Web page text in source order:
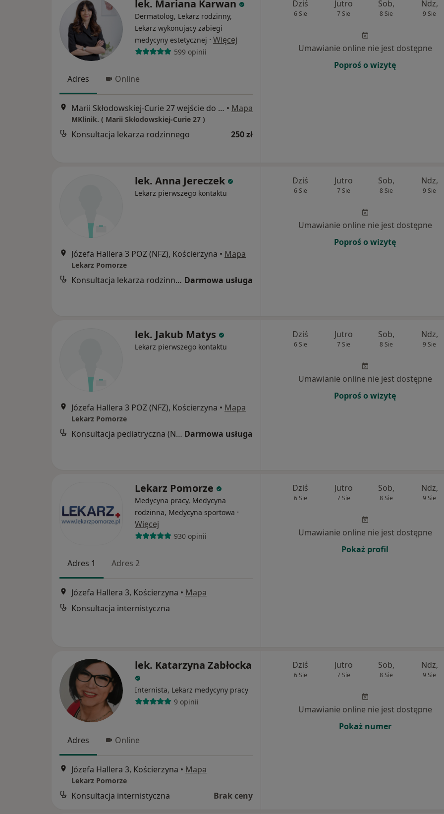
lek. Mariana Karwan
Dermatolog, Lekarz rodzinny,
Lekarz wykonujący zabiegi
medycyny estetycznej · Więcej
599 opinii
Adres Online
Marii Skłodowskiej-Curie 27 wejście do budynku wiz a wi pralni chemicznej, Kościerzyna • Mapa
MKlinik. ( Marii Skłodowskiej-Curie 27 )
Konsultacja lekarza rodzinnego 250 zł
Dziś
6 Sie
Jutro
7 Sie
Sob,
8 Sie
Ndz,
9 Sie
Umawianie online nie jest dostępne
Poproś o wizytę
lek. Anna Jereczek
Lekarz pierwszego kontaktu
Józefa Hallera 3 POZ (NFZ), Kościerzyna • Mapa
Lekarz Pomorze
Konsultacja lekarza rodzinnego (NFZ) Darmowa usługa
Dziś
6 Sie
Jutro
7 Sie
Sob,
8 Sie
Ndz,
9 Sie
Umawianie online nie jest dostępne
Poproś o wizytę
lek. Jakub Matys
Lekarz pierwszego kontaktu
Józefa Hallera 3 POZ (NFZ), Kościerzyna • Mapa
Lekarz Pomorze
Konsultacja pediatryczna (NFZ) Darmowa usługa
Dziś
6 Sie
Jutro
7 Sie
Sob,
8 Sie
Ndz,
9 Sie
Umawianie online nie jest dostępne
Poproś o wizytę
Lekarz Pomorze
Medycyna pracy, Medycyna
rodzinna, Medycyna sportowa ·
Więcej
930 opinii
Adres 1 Adres 2
Józefa Hallera 3, Kościerzyna • Mapa
Konsultacja internistyczna
Dziś
6 Sie
Jutro
7 Sie
Sob,
8 Sie
Ndz,
9 Sie
Umawianie online nie jest dostępne
Pokaż profil
lek. Katarzyna Zabłocka
Internista, Lekarz medycyny pracy
9 opinii
Adres Online
Józefa Hallera 3, Kościerzyna • Mapa
Lekarz Pomorze
Konsultacja internistyczna Brak ceny
Dziś
6 Sie
Jutro
7 Sie
Sob,
8 Sie
Ndz,
9 Sie
Umawianie online nie jest dostępne
Pokaż numer